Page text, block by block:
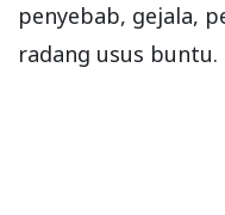
penyebab, gejala,
radang usus buntu.